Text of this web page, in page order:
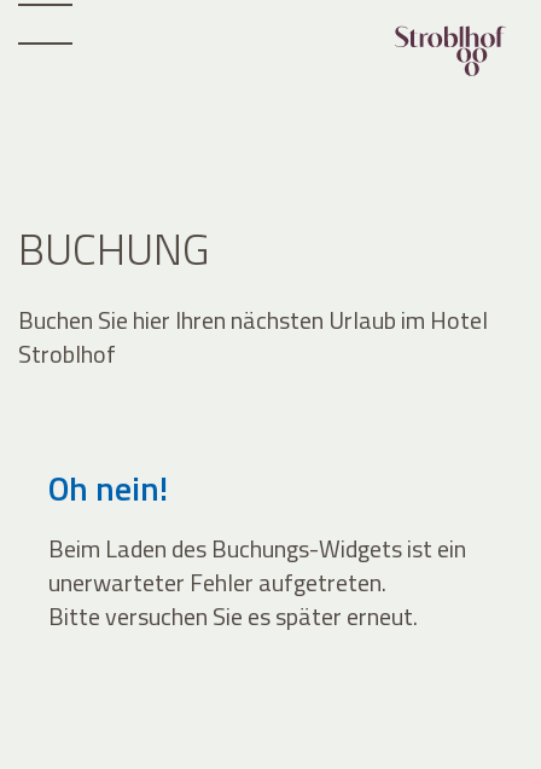
BUCHUNG
Buchen Sie hier Ihren nächsten Urlaub im Hotel
Stroblhof
Oh nein!
Beim Laden des Buchungs-Widgets ist ein
unerwarteter Fehler aufgetreten.
Bitte versuchen Sie es später erneut.